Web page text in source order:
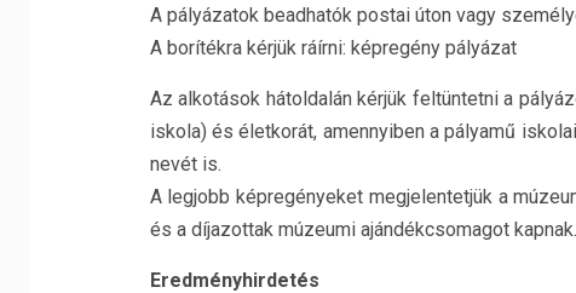
A pályázatok beadhatók postai úton vagy
A borítékra kérjük ráírni: képregény pályázat
Az alkotások hátoldalán kérjük feltüntetni a
iskola) és életkorát, amennyiben a pályamű
nevét is.
A legjobb képregényeket megjelentetjük a
és a díjazottak múzeumi ajándékcsomagot kapnak.
Eredményhirdetés